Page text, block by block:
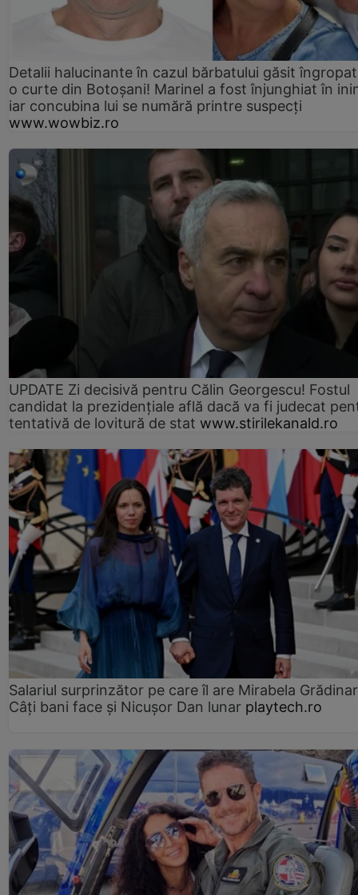
Detalii halucinante în cazul bărbatului găsit
o curte din Botoșani! Marinel a fost înjunghiat în
iar concubina lui se numără printre suspecți
www.wowbiz.ro
UPDATE Zi decisivă pentru Călin Georgescu! Fostul
candidat la prezidențiale află dacă va fi judecat
tentativă de lovitură de stat www.stirilekanald.ro
Salariul surprinzător pe care îl are Mirabela
Câţi bani face şi Nicuşor Dan lunar playtech.ro